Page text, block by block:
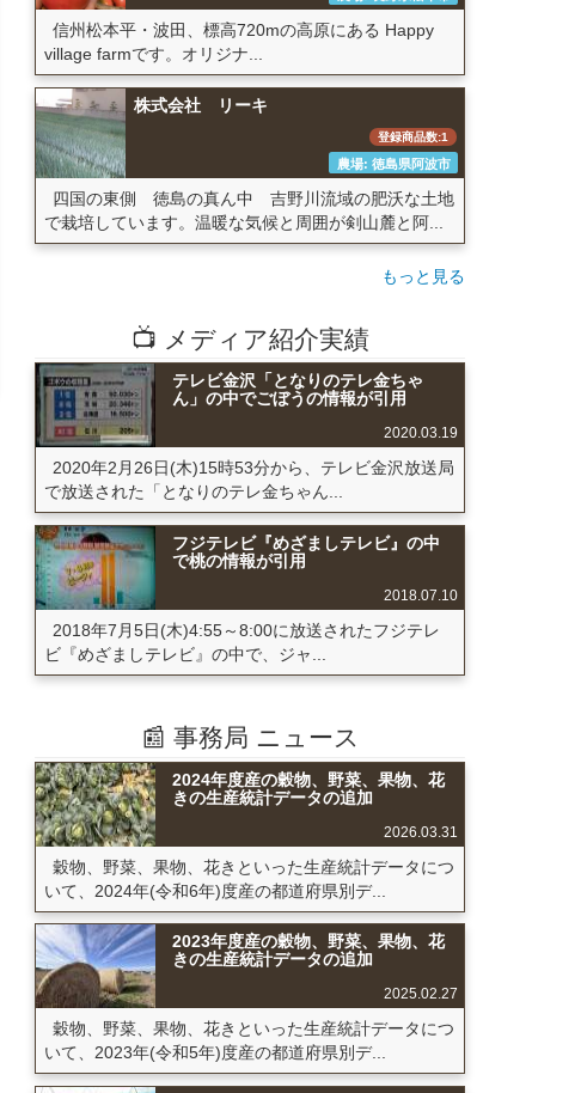
信州松本平・波田、標高720mの高原にある Happy
village farmです。オリジナ...
株式会社 リーキ
登録商品数:1
農場: 徳島県阿波市
四国の東側 徳島の真ん中 吉野川流域の肥沃な土地
で栽培しています。温暖な気候と周囲が剣山麓と阿...
もっと見る
📺 メディア紹介実績
テレビ金沢「となりのテレ金ちゃ
ん」の中でごぼうの情報が引用
2020.03.19
2020年2月26日(木)15時53分から、テレビ金沢放送局
で放送された「となりのテレ金ちゃん...
フジテレビ『めざましテレビ』の中
で桃の情報が引用
2018.07.10
2018年7月5日(木)4:55～8:00に放送されたフジテレ
ビ『めざましテレビ』の中で、ジャ...
📰 事務局 ニュース
2024年度産の穀物、野菜、果物、花
きの生産統計データの追加
2026.03.31
穀物、野菜、果物、花きといった生産統計データにつ
いて、2024年(令和6年)度産の都道府県別デ...
2023年度産の穀物、野菜、果物、花
きの生産統計データの追加
2025.02.27
穀物、野菜、果物、花きといった生産統計データにつ
いて、2023年(令和5年)度産の都道府県別デ...